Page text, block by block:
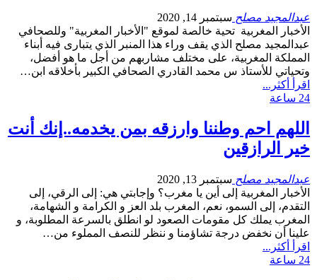
عبدالمجيد مصلح سبتمبر 14, 2020
الأخبار المغربية تحية خالصة لموقع "الأخبار المغربية" وللصحافي
عبدالمجيد مصلح الذي يقف وراء هذا المنبر الذي يتبارى فيه أبناء
المملكة المغربية، على مختلف مشاربهم من أجل ما هو أفضل،
وتحياتي للأستاذ س محمد القادري الصحافي الكبير بأخلاقه ابن…
اقرأ أكثر...
24 ساعة
اللهم احم وطننا وارزقه بمن يخدمه..إنك أنت
خير الرازقين
عبدالمجيد مصلح سبتمبر 13, 2020
الأخبار المغربية إلى أين يا مغرب؟ وإجابتي هي: إلى الرقي، إلى
التقدم، إلى السمو، نعم، المغرب بلد العز و الكرامة و الشهامة،
المغرب يملك كل مقومات الصعود لو انطلق بالسرعة المطلوبة، و
علينا أن نخفض درجة تشاؤمنا و ننظر للنصف المملوء من…
اقرأ أكثر...
24 ساعة